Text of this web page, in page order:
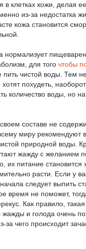
в клетках кожи, делая
из-за недостатка
кожа становится
нормализует
для того чтобы
пить чистой воды. Тем
похудеть,
количество воды, но
составе не
миру рекомендуют
природной воды.
жажду с желанием
их питание
расти. Если у
следует выпить
время не поможет,
Как правило,
жажды и голода очень
чего происходит